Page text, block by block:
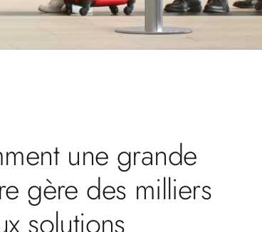
une grande
gère des milliers
solutions